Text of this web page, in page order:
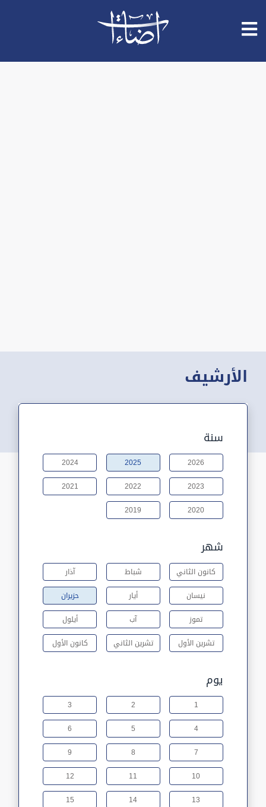
الأرشيف
سنة
2026
2025
2024
2023
2022
2021
2020
2019
شهر
كانون الثاني شباط
آذار
نيسان
أيار
حزيران
تموز
آب
أيلول
تشرين الأول
تشرين الثاني كانون الأول
يوم
1
2
3
4
5
6
7
8
9
10
11
12
13
14
15